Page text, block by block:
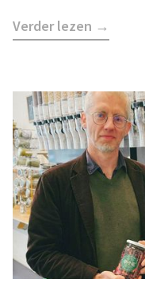
Verder lezen →